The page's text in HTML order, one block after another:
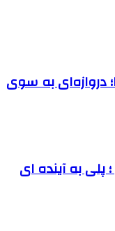
دروازه‌ای به سوی
پلی به آینده ‌ای